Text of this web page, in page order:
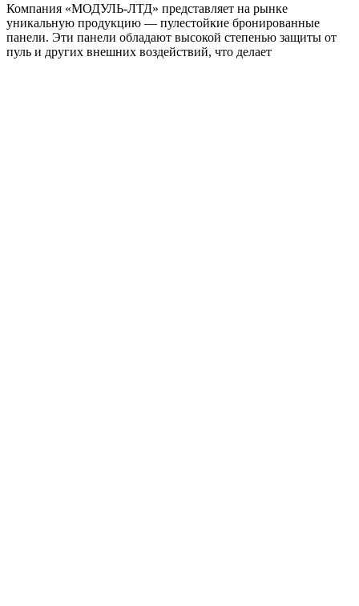
Компания «МОДУЛЬ-ЛТД» представляет на рынке
уникальную продукцию — пулестойкие бронированные
панели. Эти панели обладают высокой степенью защиты от
пуль и других внешних воздействий, что делает